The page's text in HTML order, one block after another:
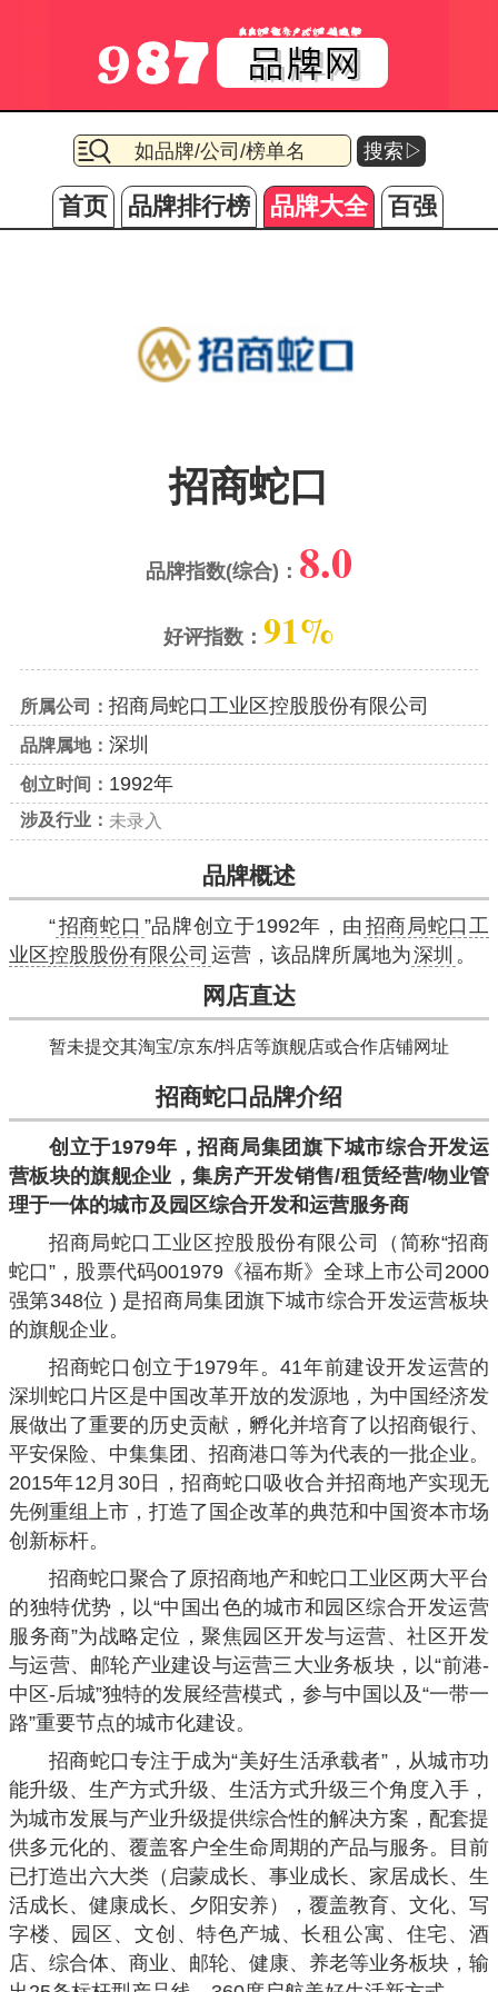
搜索▷
首页 品牌排行榜 品牌大全 百强
招商蛇口
品牌指数(综合)： 8.0
好评指数： 91%
所属公司： 招商局蛇口工业区控股股份有限公司
品牌属地： 深圳
创立时间： 1992年
涉及行业： 未录入
品牌概述
“招商蛇口 ”品牌创立于1992年，由 招商局蛇口工
业区控股股份有限公司 运营，该品牌所属地为深圳 。
网店直达
暂未提交其淘宝/京东/抖店等旗舰店或合作店铺网址
招商蛇口品牌介绍
创立于1979年，招商局集团旗下城市综合开发运
营板块的旗舰企业，集房产开发销售/租赁经营/物业管
理于一体的城市及园区综合开发和运营服务商
招商局蛇口工业区控股股份有限公司（简称“招商
蛇口”，股票代码001979《福布斯》全球上市公司2000
强第348位 ) 是招商局集团旗下城市综合开发运营板块
的旗舰企业。
招商蛇口创立于1979年。41年前建设开发运营的
深圳蛇口片区是中国改革开放的发源地，为中国经济发
展做出了重要的历史贡献，孵化并培育了以招商银行、
平安保险、中集集团、招商港口等为代表的一批企业。
2015年12月30日，招商蛇口吸收合并招商地产实现无
先例重组上市，打造了国企改革的典范和中国资本市场
创新标杆。
招商蛇口聚合了原招商地产和蛇口工业区两大平台
的独特优势，以“中国出色的城市和园区综合开发运营
服务商”为战略定位，聚焦园区开发与运营、社区开发
与运营、邮轮产业建设与运营三大业务板块，以“前港-
中区-后城”独特的发展经营模式，参与中国以及“一带一
路”重要节点的城市化建设。
招商蛇口专注于成为“美好生活承载者”，从城市功
能升级、生产方式升级、生活方式升级三个角度入手，
为城市发展与产业升级提供综合性的解决方案，配套提
供多元化的、覆盖客户全生命周期的产品与服务。目前
已打造出六大类（启蒙成长、事业成长、家居成长、生
活成长、健康成长、夕阳安养），覆盖教育、文化、写
字楼、园区、文创、特色产城、长租公寓、住宅、酒
店、综合体、商业、邮轮、健康、养老等业务板块，输